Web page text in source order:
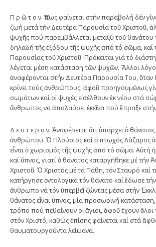
Π ρ ῶ τ ο ν. Ὅπως φαίνεται στήν παραβολή δέν
ζωή μετά τήν Δευτέρα Παρουσία τοῦ Χριστοῦ,
ψυχῆς πού παρεμβάλλεται μεταξύ τοῦ
δηλαδή τῆς ἐξόδου τῆς ψυχῆς ἀπό τό σῶμα, καί
Παρουσίας τοῦ Χριστοῦ. Πρόκειται γιά τό
λέγεται μέση κατάσταση τῶν ψυχῶν. Ἄλλοι
ἀναφέρονται στήν Δευτέρα Παρουσία Του, ὅταν
κρίνει τούς ἀνθρώπους, ἀφοῦ προηγουμένως
σωμάτων καί οἱ ψυχές εἰσέλθουν ἐκ νέου στά
ἄνθρωπος νά ἀπολαύσει ἐκεῖνα πού ἔπραξε
Δ ε υ τ ε ρ ο ν. Ἀναφέρεται ὅτι ὑπάρχει ὁ
ἀνθρώπου. Ὁ Πλούσιος καί ὁ πτωχός Λάζαρος
εἶναι ὁ χωρισμός τῆς ψυχῆς ἀπό τό σῶμα. Αὐτή
καί ὕπνος, γιατί ὁ θάνατος καταργήθηκε μέ τήν
Χριστοῦ. Ὁ Χριστός μέ τά Πάθη, τόν Σταυρό καί
κατήργησε ὀντολογικά τόν θάνατο καί ἔδωσε
ἄνθρωπο νά τόν ὑπερβεῖ ζώντας μέσα στήν
θάνατος εἶναι ὕπνος, μία προσωρινή
τρόπο πού πεθαίνουν οἱ ἅγιοι, ἀφοῦ ἔχουν ὅλοι
στόν Χριστό, καθώς ἐπίσης φαίνεται καί στά
θαυματουργούντα λείψανα.